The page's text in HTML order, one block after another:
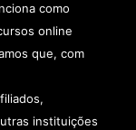
como
online
que, com
instituições